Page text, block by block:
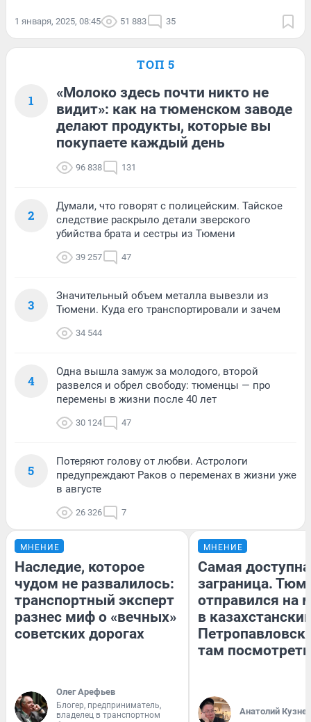
1 января, 2025, 08:45 51 883 35
ТОП 5
1
«Молоко здесь почти никто не
видит»: как на тюменском заводе
делают продукты, которые вы
покупаете каждый день
96 838 131
2
Думали, что говорят с полицейским. Тайское
следствие раскрыло детали зверского
убийства брата и сестры из Тюмени
39 257 47
3
Значительный объем металла вывезли из
Тюмени. Куда его транспортировали и зачем
34 544
4
Одна вышла замуж за молодого, второй
развелся и обрел свободу: тюменцы — про
перемены в жизни после 40 лет
30 124 47
5
Потеряют голову от любви. Астрологи
предупреждают Раков о переменах в жизни уже
в августе
26 326 7
МНЕНИЕ
Наследие, которое
чудом не развалилось:
транспортный эксперт
разнес миф о «вечных»
советских дорогах
Олег Арефьев
Блогер, предприниматель,
владелец в транспортном
МНЕНИЕ
Самая
заграница.
отправился на
в
там посмотреть
Анатолий